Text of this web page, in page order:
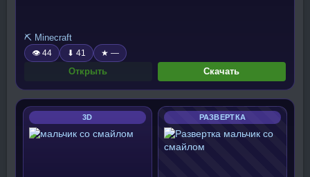
⛏️ Minecraft
👁 44 ⬇ 41 ★ —
Открыть Скачать
3D РАЗВЕРТКА